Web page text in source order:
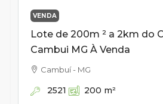
VENDA
Lote de 200m ² a 2km do
Cambui MG À Venda
Cambuí - MG
2521 200 m²